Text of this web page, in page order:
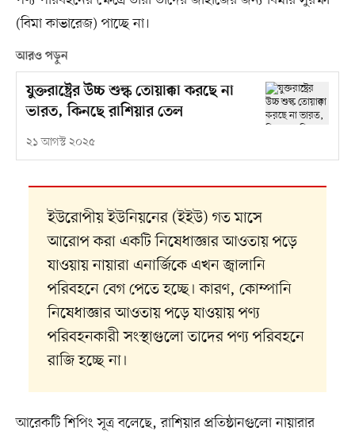
(বিমা কাভারেজ) পাচ্ছে না।
আরও পড়ুন
যুক্তরাষ্ট্রের উচ্চ শুল্ক তোয়াক্কা করছে না
ভারত, কিনছে রাশিয়ার তেল
২১ আগস্ট ২০২৫
ইউরোপীয় ইউনিয়নের (ইইউ) গত মাসে
আরোপ করা একটি নিষেধাজ্ঞার আওতায় পড়ে
যাওয়ায় নায়ারা এনার্জিকে এখন জ্বালানি
পরিবহনে বেগ পেতে হচ্ছে। কারণ, কোম্পানি
নিষেধাজ্ঞার আওতায় পড়ে যাওয়ায় পণ্য
পরিবহনকারী সংস্থাগুলো তাদের পণ্য পরিবহনে
রাজি হচ্ছে না।
আরেকটি শিপিং সূত্র বলেছে, রাশিয়ার প্রতিষ্ঠানগুলো নায়ারার